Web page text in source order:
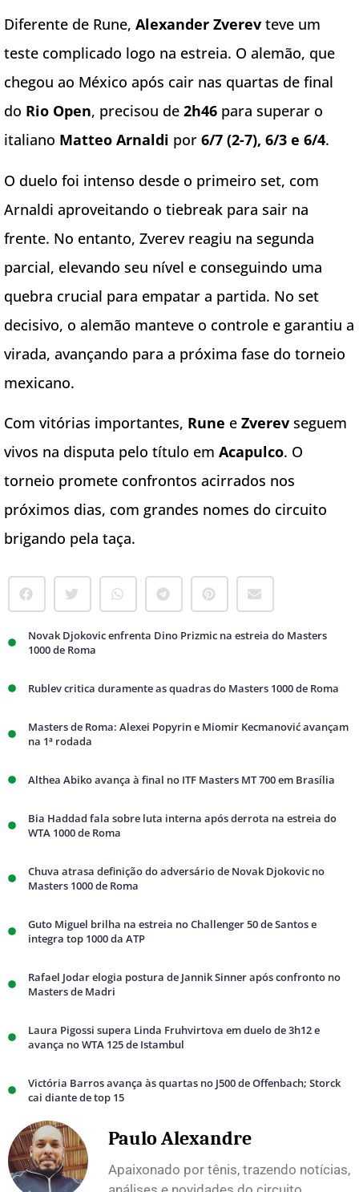
Diferente de Rune, Alexander Zverev teve um
teste complicado logo na estreia. O alemão, que
chegou ao México após cair nas quartas de final
do Rio Open, precisou de 2h46 para superar o
italiano Matteo Arnaldi por 6/7 (2-7), 6/3 e 6/4.
O duelo foi intenso desde o primeiro set, com
Arnaldi aproveitando o tiebreak para sair na
frente. No entanto, Zverev reagiu na segunda
parcial, elevando seu nível e conseguindo uma
quebra crucial para empatar a partida. No set
decisivo, o alemão manteve o controle e garantiu a
virada, avançando para a próxima fase do torneio
mexicano.
Com vitórias importantes, Rune e Zverev seguem
vivos na disputa pelo título em Acapulco. O
torneio promete confrontos acirrados nos
próximos dias, com grandes nomes do circuito
brigando pela taça.
Novak Djokovic enfrenta Dino Prizmic na estreia do Masters
1000 de Roma
Rublev critica duramente as quadras do Masters 1000 de Roma
Masters de Roma: Alexei Popyrin e Miomir Kecmanović avançam
na 1ª rodada
Althea Abiko avança à final no ITF Masters MT 700 em Brasília
Bia Haddad fala sobre luta interna após derrota na estreia do
WTA 1000 de Roma
Chuva atrasa definição do adversário de Novak Djokovic no
Masters 1000 de Roma
Guto Miguel brilha na estreia no Challenger 50 de Santos e
integra top 1000 da ATP
Rafael Jodar elogia postura de Jannik Sinner após confronto no
Masters de Madri
Laura Pigossi supera Linda Fruhvirtova em duelo de 3h12 e
avança no WTA 125 de Istambul
Victória Barros avança às quartas no J500 de Offenbach; Storck
cai diante de top 15
Paulo Alexandre
Apaixonado por tênis, trazendo notícias,